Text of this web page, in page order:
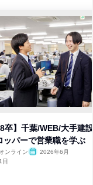
卒】千葉/WEB/大手建
ッパーで営業職を学ぶ
オンライン
2026年6月
1日